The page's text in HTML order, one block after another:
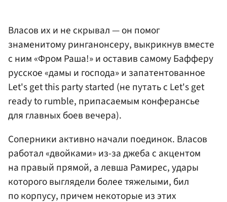
Власов их и не скрывал — он помог
знаменитому ринганонсеру, выкрикнув вместе
с ним «Фром Раша!» и оставив самому Бафферу
русское «дамы и господа» и запатентованное
Let's get this party started (не путать с Let's get
ready to rumble, припасаемым конферансье
для главных боев вечера).
Соперники активно начали поединок. Власов
работал «двойками» из-за джеба с акцентом
на правый прямой, а левша Рамирес, удары
которого выглядели более тяжелыми, бил
по корпусу, причем некоторые из этих